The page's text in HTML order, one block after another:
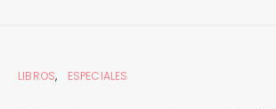
LIBROS ESPECIALES